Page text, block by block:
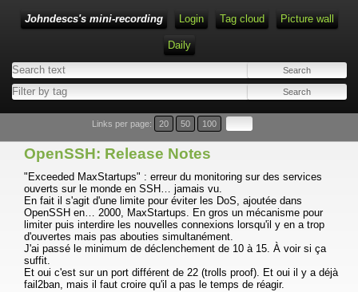
Johndescs's mini-recording Login Tag cloud Picture wall
Daily
Type 1 or more characters for results.
Links per page: 20 50 100
OpenSSH: Release Notes
"Exceeded MaxStartups" : erreur du monitoring sur des services
ouverts sur le monde en SSH… jamais vu.
En fait il s'agit d'une limite pour éviter les DoS, ajoutée dans
OpenSSH en… 2000, MaxStartups. En gros un mécanisme pour
limiter puis interdire les nouvelles connexions lorsqu'il y en a trop
d'ouvertes mais pas abouties simultanément.
J'ai passé le minimum de déclenchement de 10 à 15. À voir si ça
suffit.
Et oui c'est sur un port différent de 22 (trolls proof). Et oui il y a déjà
fail2ban, mais il faut croire qu'il a pas le temps de réagir.